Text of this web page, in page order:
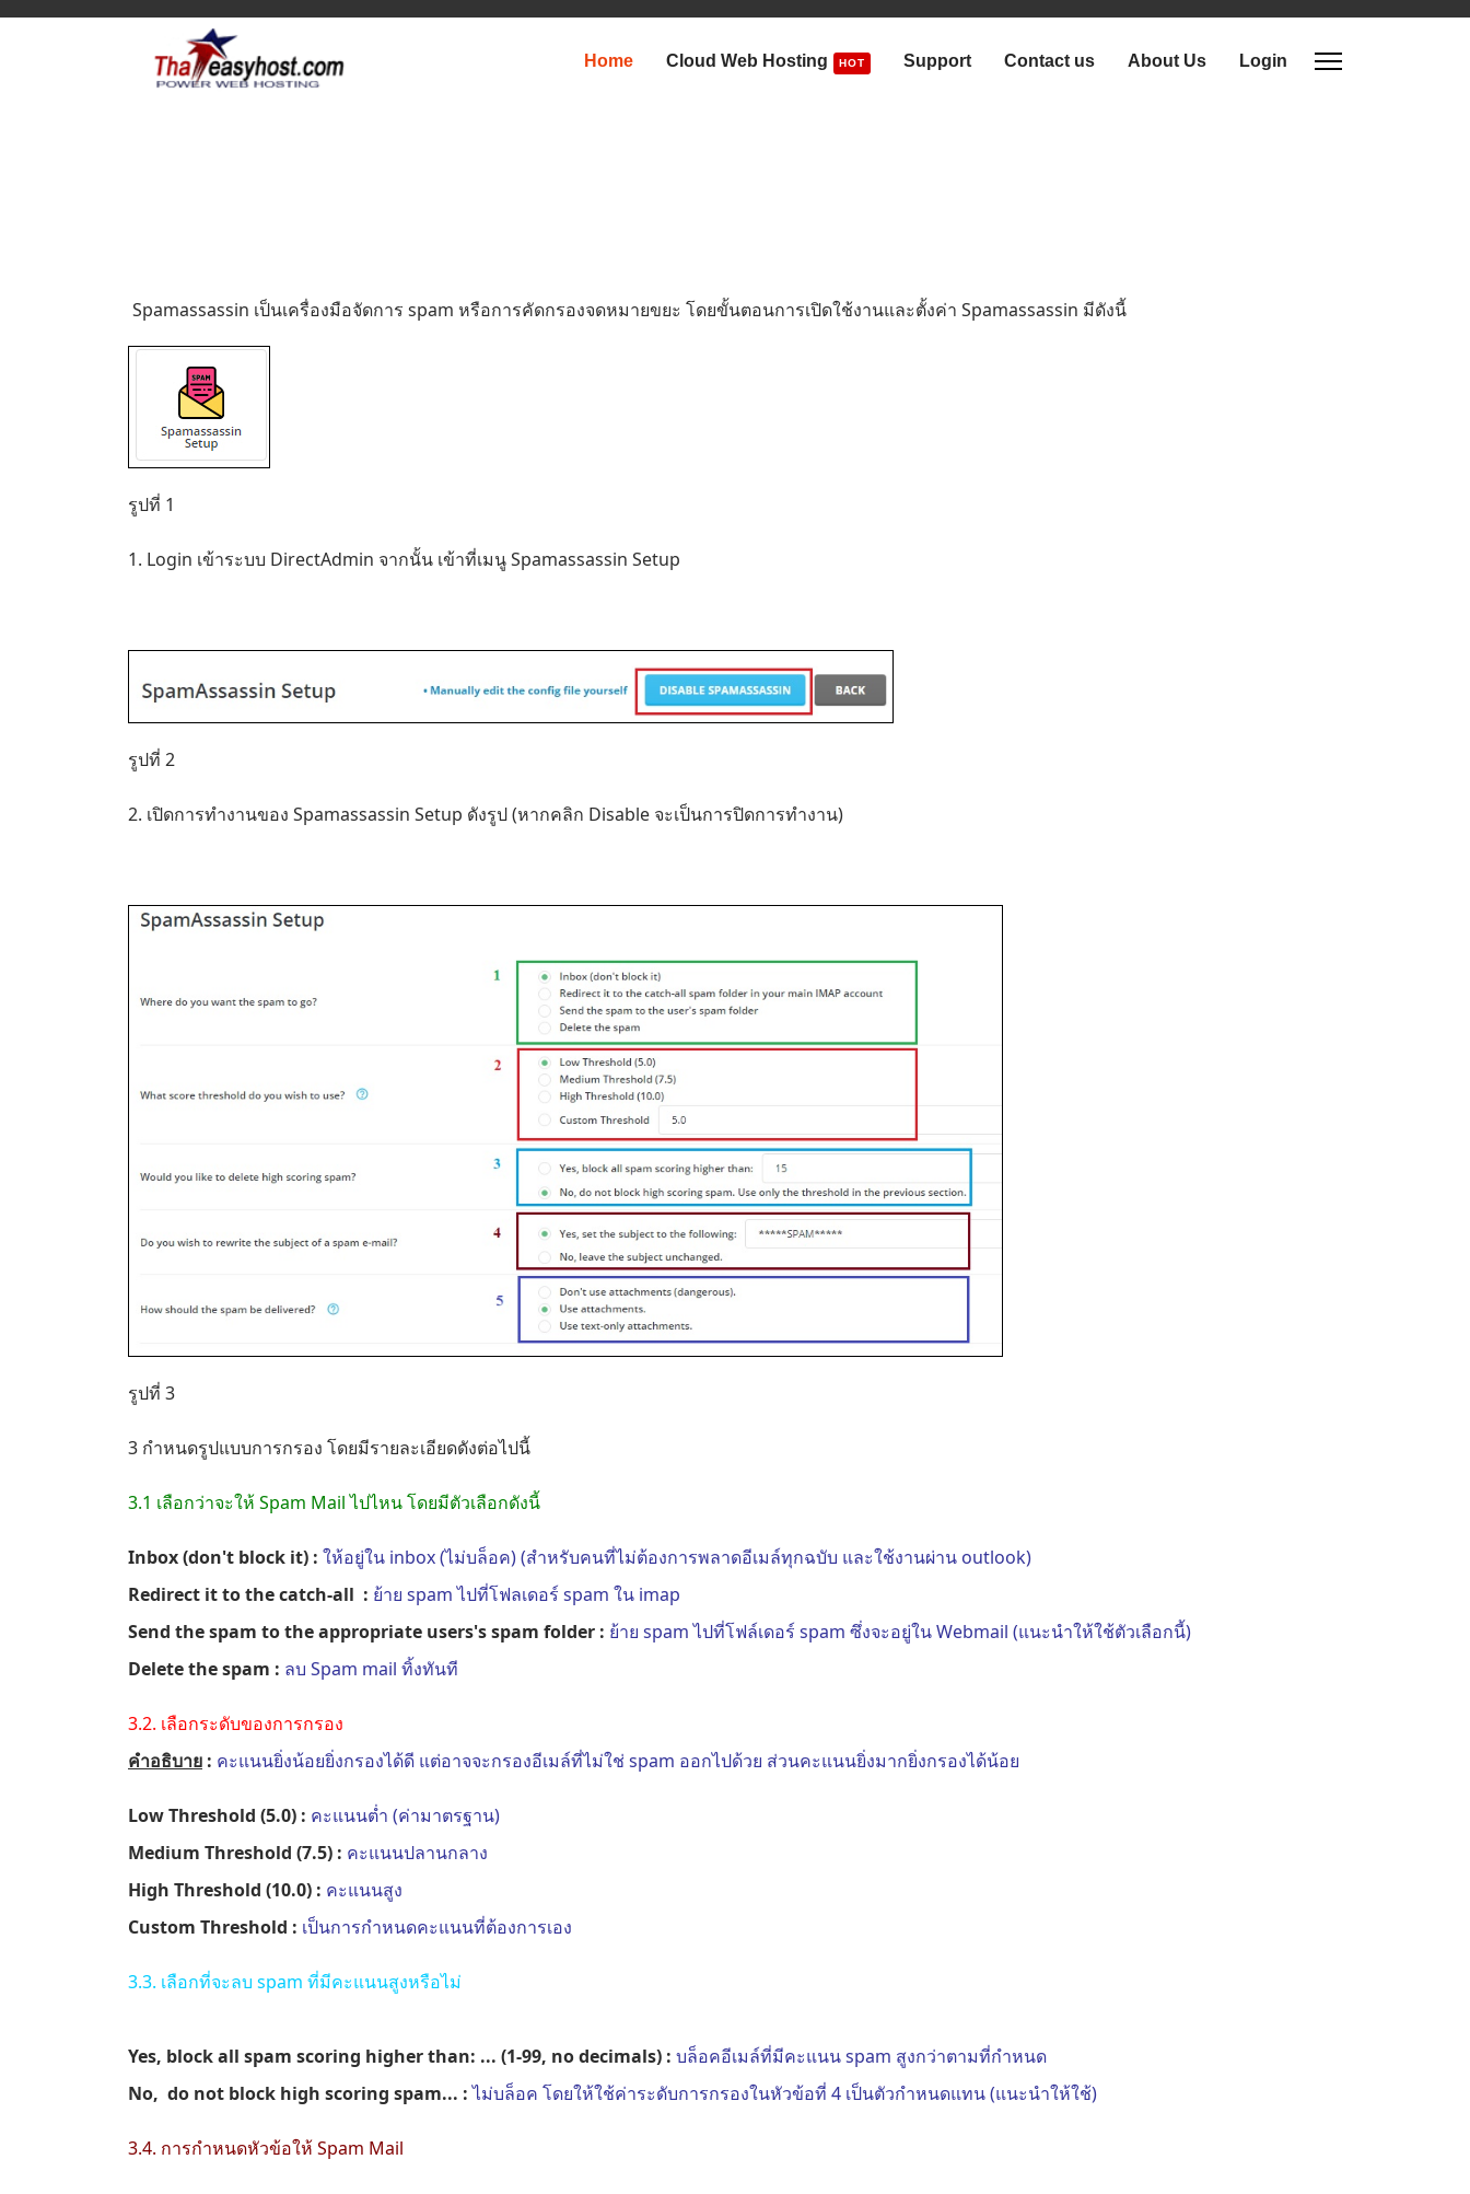
Home Cloud Web Hosting HOT Support Contact us About Us Login
Spamassassin เป็นเครื่องมือจัดการ spam หรือการคัดกรองจดหมายขยะ โดยขั้นตอนการเปิดใช้งานและตั้งค่า Spamassassin มีดังนี้
รูปที่ 1
1. Login เข้าระบบ DirectAdmin จากนั้น เข้าที่เมนู Spamassassin Setup
รูปที่ 2
2. เปิดการทำงานของ Spamassassin Setup ดังรูป (หากคลิก Disable จะเป็นการปิดการทำงาน)
รูปที่ 3
3 กำหนดรูปแบบการกรอง โดยมีรายละเอียดดังต่อไปนี้
3.1 เลือกว่าจะให้ Spam Mail ไปไหน โดยมีตัวเลือกดังนี้
Inbox (don't block it) : ให้อยู่ใน inbox (ไม่บล็อค) (สำหรับคนที่ไม่ต้องการพลาดอีเมล์ทุกฉบับ และใช้งานผ่าน outlook)
Redirect it to the catch-all : ย้าย spam ไปที่โฟลเดอร์ spam ใน imap
Send the spam to the appropriate users's spam folder : ย้าย spam ไปที่โฟล์เดอร์ spam ซึ่งจะอยู่ใน Webmail (แนะนำให้ใช้ตัวเลือกนี้)
Delete the spam : ลบ Spam mail ทิ้งทันที
3.2. เลือกระดับของการกรอง
คำอธิบาย : คะแนนยิ่งน้อยยิ่งกรองได้ดี แต่อาจจะกรองอีเมล์ที่ไม่ใช่ spam ออกไปด้วย ส่วนคะแนนยิ่งมากยิ่งกรองได้น้อย
Low Threshold (5.0) : คะแนนต่ำ (ค่ามาตรฐาน)
Medium Threshold (7.5) : คะแนนปลานกลาง
High Threshold (10.0) : คะแนนสูง
Custom Threshold : เป็นการกำหนดคะแนนที่ต้องการเอง
3.3. เลือกที่จะลบ spam ที่มีคะแนนสูงหรือไม่
Yes, block all spam scoring higher than: ... (1-99, no decimals) : บล็อคอีเมล์ที่มีคะแนน spam สูงกว่าตามที่กำหนด
No, do not block high scoring spam... : ไม่บล็อค โดยให้ใช้ค่าระดับการกรองในหัวข้อที่ 4 เป็นตัวกำหนดแทน (แนะนำให้ใช้)
3.4. การกำหนดหัวข้อให้ Spam Mail